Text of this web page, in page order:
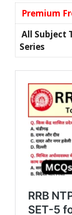
Premium
All Subject
Series